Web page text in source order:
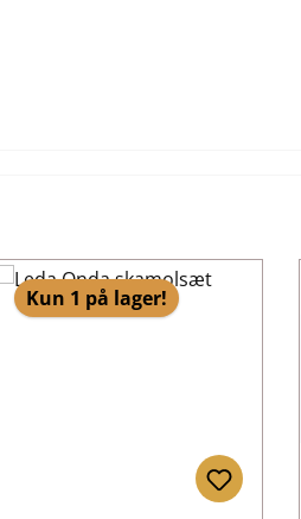
Kun 1 på lager!